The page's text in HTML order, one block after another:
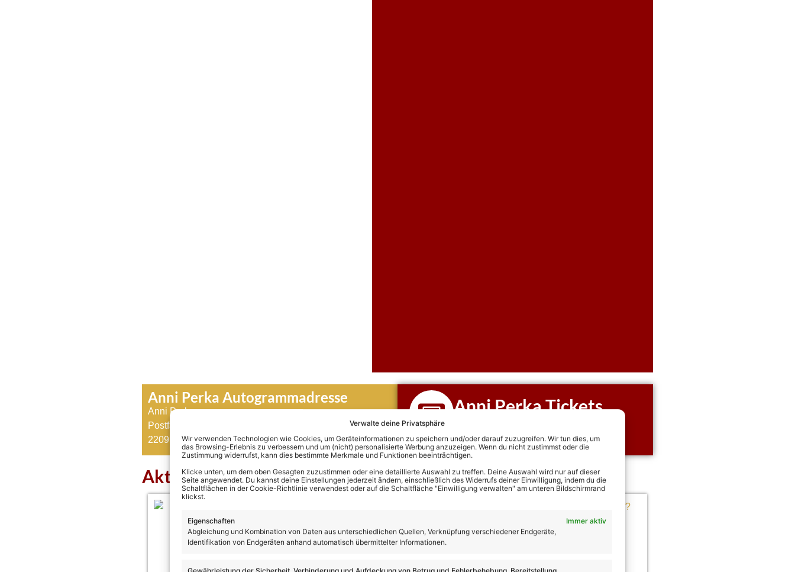
Verwalte deine Privatsphäre
Wir verwenden Technologien wie Cookies, um Geräteinformationen zu speichern und/oder darauf zuzugreifen. Wir tun dies, um
das Browsing-Erlebnis zu verbessern und um (nicht) personalisierte Werbung anzuzeigen. Wenn du nicht zustimmst oder die
Zustimmung widerrufst, kann dies bestimmte Merkmale und Funktionen beeinträchtigen.
Klicke unten, um dem oben Gesagten zuzustimmen oder eine detaillierte Auswahl zu treffen. Deine Auswahl wird nur auf dieser
Seite angewendet. Du kannst deine Einstellungen jederzeit ändern, einschließlich des Widerrufs deiner Einwilligung, indem du die
Schaltflächen in der Cookie-Richtlinie verwendest oder auf die Schaltfläche "Einwilligung verwalten" am unteren Bildschirmrand
klickst.
Eigenschaften
Immer aktiv
Abgleichung und Kombination von Daten aus unterschiedlichen Quellen, Verknüpfung verschiedener Endgeräte,
Identifikation von Endgeräten anhand automatisch übermittelter Informationen.
Anni Perka Autogrammadresse
Anni Perka
Postfach 740521
22095 Hamburg
Anni Perka Tickets
Termine von Anni Perka sichern!
Aktuelles über Anni Perka